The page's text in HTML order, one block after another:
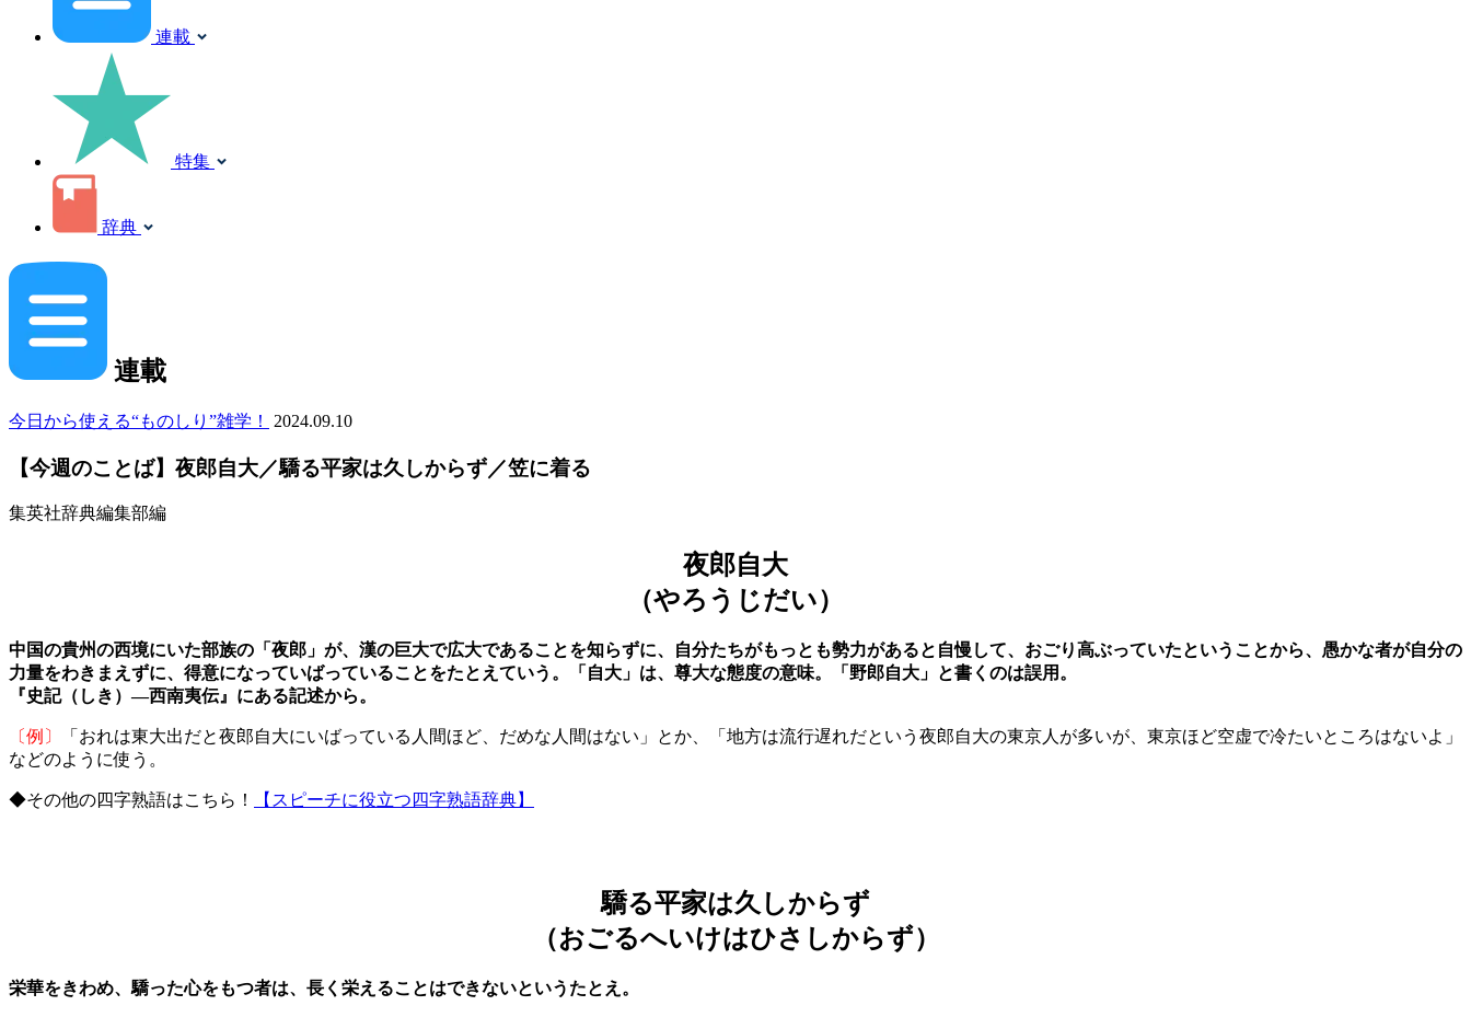
連載
特集
辞典
連載
今日から使える“ものしり”雑学！ 2024.09.10
【今週のことば】夜郎自大／驕る平家は久しからず／笠に着る
集英社辞典編集部編
夜郎自大
（やろうじだい）
中国の貴州の西境にいた部族の「夜郎」が、漢の巨大で広大であることを知らずに、自分たちがもっとも勢力があると自慢して、おごり高ぶっていたということから、愚かな者が自分の
力量をわきまえずに、得意になっていばっていることをたとえていう。「自大」は、尊大な態度の意味。「野郎自大」と書くのは誤用。
『史記（しき）―西南夷伝』にある記述から。
〔例〕
「おれは東大出だと夜郎自大にいばっている人間ほど、だめな人間はない」とか、「地方は流行遅れだという夜郎自大の東京人が多いが、東京ほど空虚で冷たいところはないよ」
などのように使う。
◆その他の四字熟語はこちら！ 【スピーチに役立つ四字熟語辞典】
驕る平家は久しからず
（おごるへいけはひさしからず）
栄華をきわめ、驕った心をもつ者は、長く栄えることはできないというたとえ。